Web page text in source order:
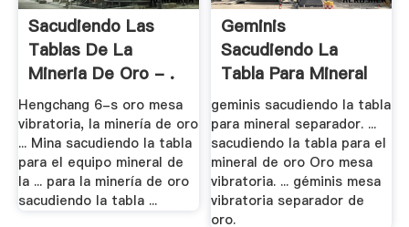
Sacudiendo Las
Tablas De La
Mineria De Oro - .
Hengchang 6-s oro mesa
vibratoria, la minería de oro
... Mina sacudiendo la tabla
para el equipo mineral de
la ... para la minería de oro
sacudiendo la tabla ...
Geminis
Sacudiendo La
Tabla Para Mineral
Separador
geminis sacudiendo la tabla
para mineral separador. ...
sacudiendo la tabla para el
mineral de oro Oro mesa
vibratoria. ... géminis mesa
vibratoria separador de
oro.